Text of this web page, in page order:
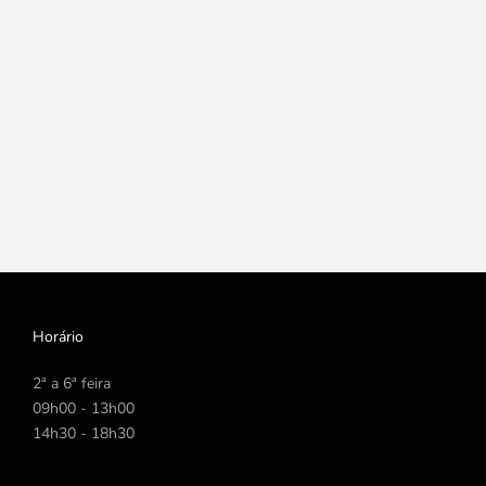
Horário
2ª a 6ª feira
09h00 - 13h00
14h30 - 18h30